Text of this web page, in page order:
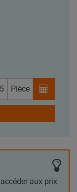
Pièce
aux prix